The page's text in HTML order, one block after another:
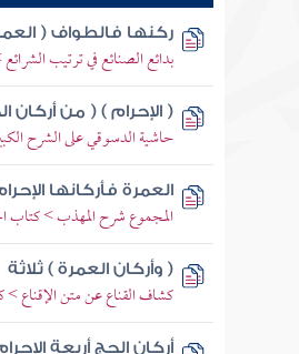
ركنها فالطواف (
بدائع الصنائع في ترتيب
( الإحرام ) ( من أركان
حاشية الدسوقي على الشرح
العمرة فأركانها
المجموع شرح المهذب > كتاب
( وأركان العمرة ) ثلاثة
كشاف القناع عن متن الإقناع
أركان الحج أربعة